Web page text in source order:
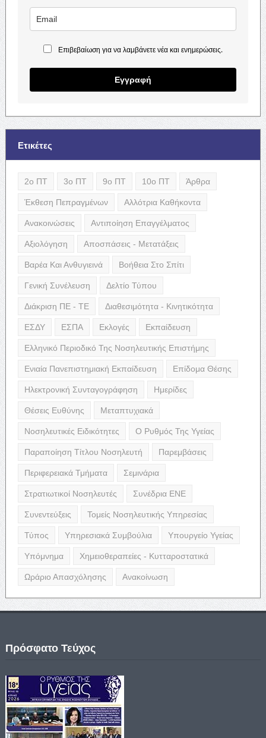
Επιβεβαίωση για να λαμβάνετε νέα και ενημερώσεις.
Εγγραφή
Ετικέτες
2ο ΠΤ 3ο ΠΤ 9ο ΠΤ 10ο ΠΤ Άρθρα
Έκθεση Πεπραγμένων Αλλότρια Καθήκοντα
Ανακοινώσεις Αντιποίηση Επαγγέλματος
Αξιολόγηση Αποσπάσεις - Μετατάξεις
Βαρέα Και Ανθυγιεινά Βοήθεια Στο Σπίτι
Γενική Συνέλευση Δελτίο Τύπου
Διάκριση ΠΕ - ΤΕ Διαθεσιμότητα - Κινητικότητα
ΕΣΔΥ ΕΣΠΑ Εκλογές Εκπαίδευση
Ελληνικό Περιοδικό Της Νοσηλευτικής Επιστήμης
Ενιαία Πανεπιστημιακή Εκπαίδευση Επίδομα Θέσης
Ηλεκτρονική Συνταγογράφηση Ημερίδες
Θέσεις Ευθύνης Μεταπτυχιακά
Νοσηλευτικές Ειδικότητες Ο Ρυθμός Της Υγείας
Παραποίηση Τίτλου Νοσηλευτή Παρεμβάσεις
Περιφερειακά Τμήματα Σεμινάρια
Στρατιωτικοί Νοσηλευτές Συνέδρια ΕΝΕ
Συνεντεύξεις Τομείς Νοσηλευτικής Υπηρεσίας
Τύπος Υπηρεσιακά Συμβούλια Υπουργείο Υγείας
Υπόμνημα Χημειοθεραπείες - Κυτταροστατικά
Ωράριο Απασχόλησης Ανακοίνωση
Πρόσφατο Τεύχος